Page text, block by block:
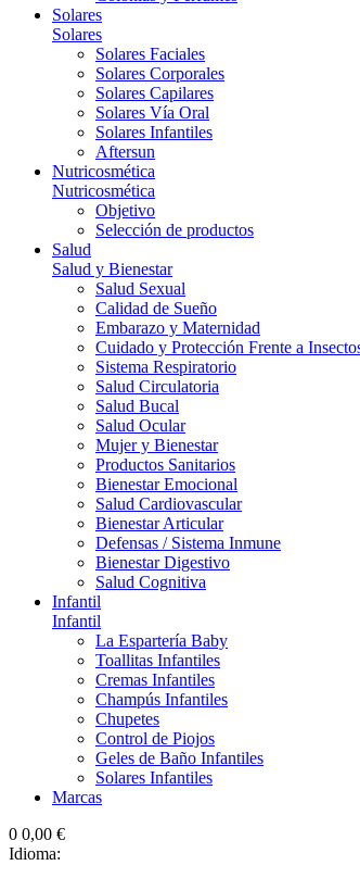
Solares
Solares
Solares Faciales
Solares Corporales
Solares Capilares
Solares Vía Oral
Solares Infantiles
Aftersun
Nutricosmética
Nutricosmética
Objetivo
Selección de productos
Salud
Salud y Bienestar
Salud Sexual
Calidad de Sueño
Embarazo y Maternidad
Cuidado y Protección Frente a
Sistema Respiratorio
Salud Circulatoria
Salud Bucal
Salud Ocular
Mujer y Bienestar
Productos Sanitarios
Bienestar Emocional
Salud Cardiovascular
Bienestar Articular
Defensas / Sistema Inmune
Bienestar Digestivo
Salud Cognitiva
Infantil
Infantil
La Espartería Baby
Toallitas Infantiles
Cremas Infantiles
Champús Infantiles
Chupetes
Control de Piojos
Geles de Baño Infantiles
Solares Infantiles
Marcas
0 0,00 €
Idioma: